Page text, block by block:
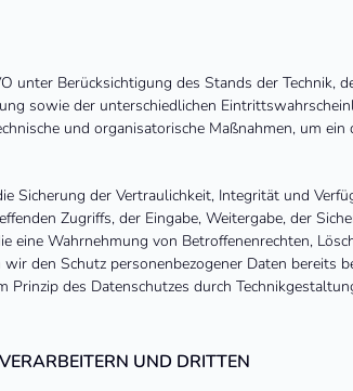
unter Berücksichtigung des Stands der Technik,
sowie der unterschiedlichen
und organisatorische Maßnahmen, um ein
Sicherung der Vertraulichkeit, Integrität und
Zugriffs, der Eingabe, Weitergabe, der
eine Wahrnehmung von Betroffenenrechten,
den Schutz personenbezogener Daten bereits
Prinzip des Datenschutzes durch
UND DRITTEN